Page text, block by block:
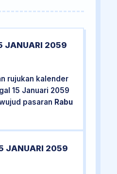
JANUARI 2059
rujukan kalender
15 Januari 2059
pasaran Rabu
JANUARI 2059